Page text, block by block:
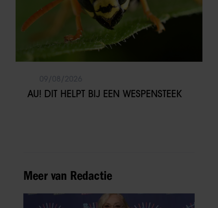
AU! DIT HELPT BIJ EEN WESPENSTEEK
Meer van Redactie